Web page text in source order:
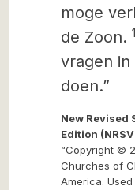
moge
de Zoon.
vragen in
doen.”
New Revised
Edition
“Copyright ©
Churches of
America.